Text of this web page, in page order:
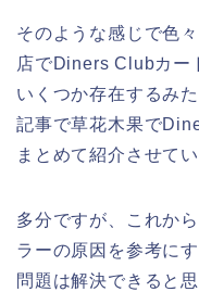
そのような感じで色
店でDiners Clubカー
いくつか存在するみ
記事で草花木果で
まとめて紹介させて
多分ですが、これか
ラーの原因を参考に
問題は解決できると